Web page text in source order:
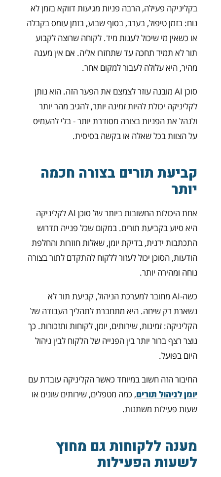
בקליניקה פעילה, הרבה פניות מגיעות דווקא בזמן לא
נוח: בזמן טיפול, בערב, בסוף שבוע, בזמן עומס בקבלה
או כשאין מי שיכול לענות מיד. לקוחה שרוצה לקבוע
תור לא תמיד תחכה עד שתחזרו אליה. אם אין מענה
מהיר, היא עלולה לעבור למקום אחר.
סוכן AI מובנה עוזר לצמצם את הפער הזה. הוא נותן
לקליניקה יכולת להיות זמינה יותר, להגיב מהר יותר
ולנהל את הפניות בצורה מסודרת יותר - בלי להעמיס
על הצוות בכל שאלה או בקשה בסיסית.
קביעת תורים בצורה חכמה
יותר
אחת היכולות החשובות ביותר של סוכן AI לקליניקה
היא סיוע בקביעת תורים. במקום שכל פנייה תדרוש
התכתבות ידנית, בדיקת יומן, שאלות חוזרות והחלפת
הודעות, הסוכן יכול לעזור ללקוח להתקדם לתור בצורה
נוחה ומהירה יותר.
כשה-AI מחובר למערכת הניהול, קביעת תור לא
נשארת רק שיחה. היא מתחברת לתהליך העבודה של
הקליניקה: זמינות, שירותים, יומן, לקוחות ותזכורות. כך
נוצר רצף ברור יותר בין הפנייה של הלקוח לבין ניהול
היום בפועל.
החיבור הזה חשוב במיוחד כאשר הקליניקה עובדת עם
יומן לניהול תורים, כמה מטפלים, שירותים שונים או
שעות פעילות משתנות.
מענה ללקוחות גם מחוץ
לשעות הפעילות